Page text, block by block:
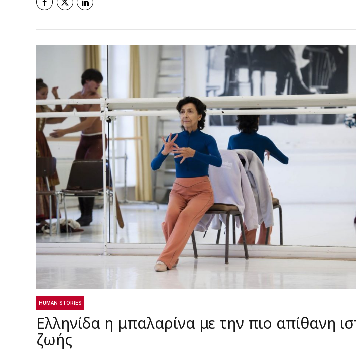
HUMAN STORIES
Ελληνίδα η μπαλαρίνα με την πιο απίθανη
ζωής